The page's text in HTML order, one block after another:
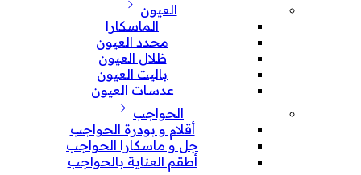
العيون
الماسكارا
محدد العيون
ظلال العيون
باليت العيون
عدسات العيون
الحواجب
أقلام و بودرة الحواجب
جل و ماسكارا الحواجب
أطقم العناية بالحواجب